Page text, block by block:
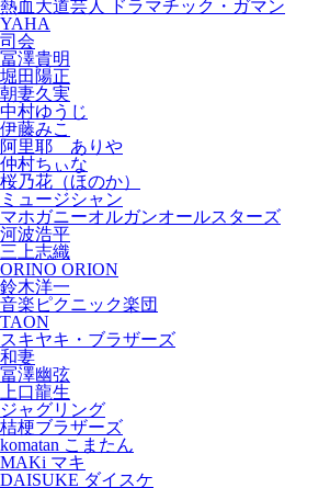
熱血大道芸人 ドラマチック・ガマン
YAHA
司会
冨澤貴明
堀田陽正
朝妻久実
中村ゆうじ
伊藤みこ
阿里耶 ありや
仲村ちぃな
桜乃花（ほのか）
ミュージシャン
マホガニーオルガンオールスターズ
河波浩平
三上志織
ORINO ORION
鈴木洋一
音楽ピクニック楽団
TAON
スキヤキ・ブラザーズ
和妻
冨澤幽弦
上口龍生
ジャグリング
桔梗ブラザーズ
komatan こまたん
MAKi マキ
DAISUKE ダイスケ